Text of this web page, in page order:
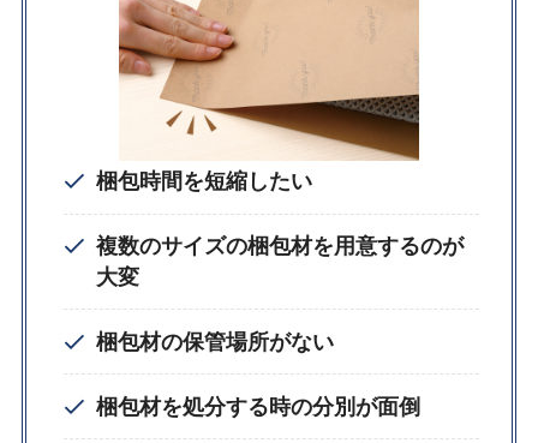
梱包時間を短縮したい
複数のサイズの梱包材を用意するのが
大変
梱包材の保管場所がない
梱包材を処分する時の分別が面倒